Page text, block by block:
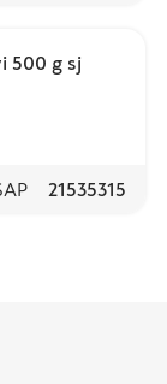
500 g sj
21535315